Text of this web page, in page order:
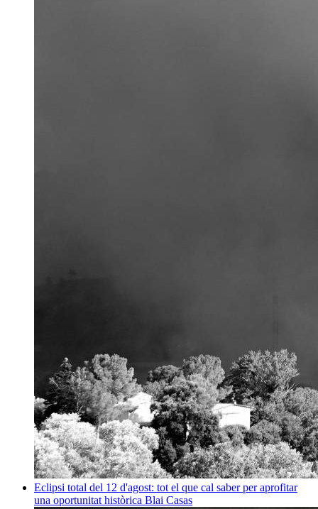
Eclipsi total del 12 d'agost: tot el que cal saber per aprofitar
una oportunitat històrica Blai Casas